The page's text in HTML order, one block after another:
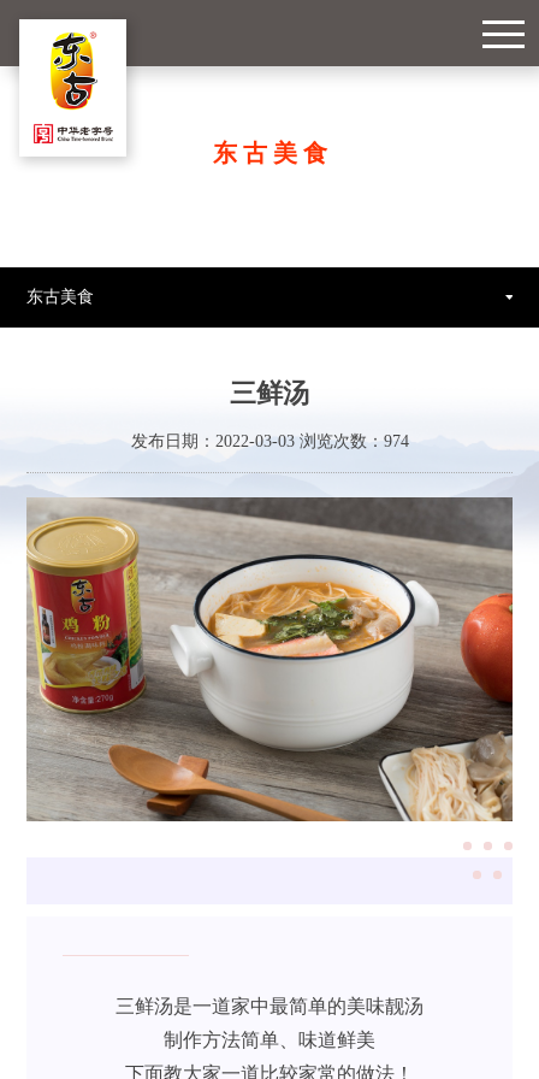
东古美食
东古美食
三鲜汤
发布日期：2022-03-03 浏览次数： 974
三鲜汤是一道家中最简单的美味靓汤
制作方法简单、味道鲜美
下面教大家一道比较家常的做法！